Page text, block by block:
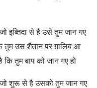
इब्तिदा से है उसे तुम जान गए
तुम उस शैतान पर ग़ालिब आ
तुम बाप को जान गए हो
जो शुरू से है उसको तुम जान गए